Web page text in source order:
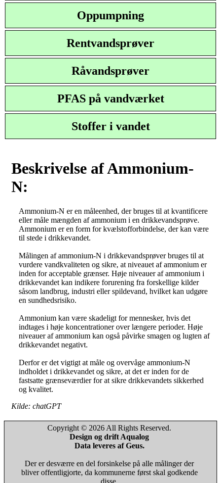
Oppumpning
Rentvandsprøver
Råvandsprøver
PFAS på vandværket
Stoffer i vandet
Beskrivelse af Ammonium-
N:
Ammonium-N er en måleenhed, der bruges til at kvantificere
eller måle mængden af ammonium i en drikkevandsprøve.
Ammonium er en form for kvælstofforbindelse, der kan være
til stede i drikkevandet.
Målingen af ammonium-N i drikkevandsprøver bruges til at
vurdere vandkvaliteten og sikre, at niveauet af ammonium er
inden for acceptable grænser. Høje niveauer af ammonium i
drikkevandet kan indikere forurening fra forskellige kilder
såsom landbrug, industri eller spildevand, hvilket kan udgøre
en sundhedsrisiko.
Ammonium kan være skadeligt for mennesker, hvis det
indtages i høje koncentrationer over længere perioder. Høje
niveauer af ammonium kan også påvirke smagen og lugten af
drikkevandet negativt.
Derfor er det vigtigt at måle og overvåge ammonium-N
indholdet i drikkevandet og sikre, at det er inden for de
fastsatte grænseværdier for at sikre drikkevandets sikkerhed
og kvalitet.
Kilde: chatGPT
Copyright © 2026 All Rights Reserved.
Design og drift Aqualog
Data leveres af Geus.
Der er desværre en del forsinkelse på alle målinger der
bliver offentligjorte, da kommunerne først skal godkende
disse.